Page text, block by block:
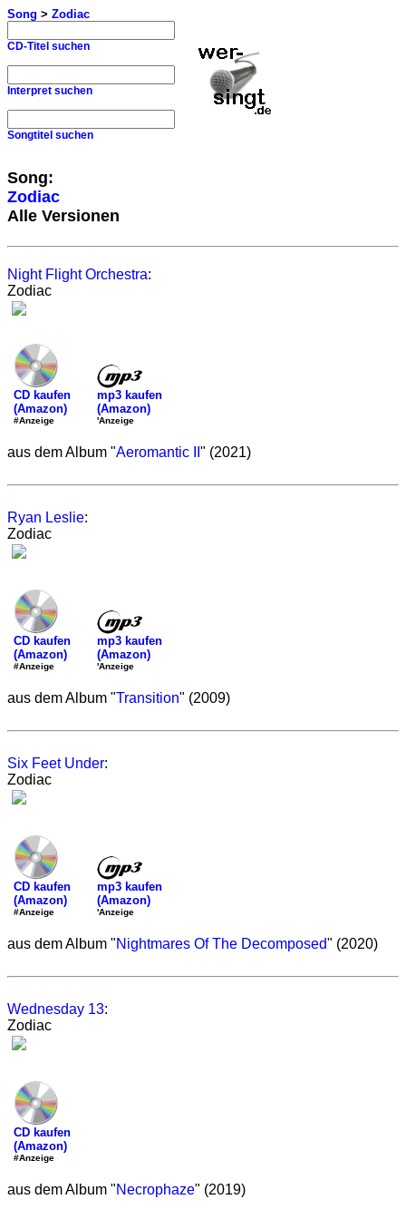
Song > Zodiac
CD-Titel suchen
Interpret suchen
Songtitel suchen
Song:
Zodiac
Alle Versionen
Night Flight Orchestra:
Zodiac
CD kaufen
(Amazon)
#Anzeige
mp3 kaufen
(Amazon)
'Anzeige
aus dem Album "Aeromantic II " (2021)
Ryan Leslie:
Zodiac
CD kaufen
(Amazon)
#Anzeige
mp3 kaufen
(Amazon)
'Anzeige
aus dem Album "Transition" (2009)
Six Feet Under:
Zodiac
CD kaufen
(Amazon)
#Anzeige
mp3 kaufen
(Amazon)
'Anzeige
aus dem Album "Nightmares Of The Decomposed" (2020)
Wednesday 13:
Zodiac
CD kaufen
(Amazon)
#Anzeige
aus dem Album "Necrophaze" (2019)